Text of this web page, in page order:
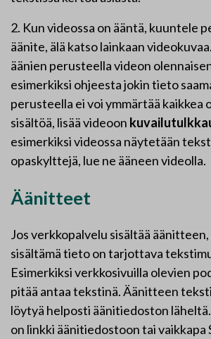
2. Kun videossa on ääntä, kuuntele
äänite, älä katso lainkaan
äänien perusteella videon
esimerkiksi ohjeesta jokin tieto
perusteella ei voi ymmärtää kaikkea
sisältöä, lisää videoon
esimerkiksi videossa näytetään
opaskylttejä, lue ne ääneen videolla.
Äänitteet
Jos verkkopalvelu sisältää
sisältämä tieto on tarjottava
Esimerkiksi verkkosivuilla olevien
pitää antaa tekstinä. Äänitteen
löytyä helposti äänitiedoston
on linkki äänitiedostoon tai vaikkapa